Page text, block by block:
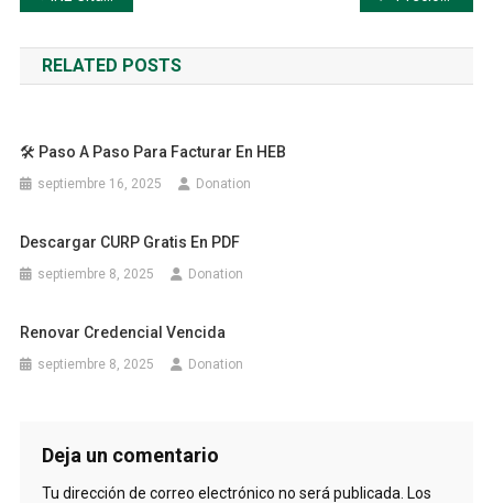
de
entradas
RELATED POSTS
🛠️ Paso A Paso Para Facturar En HEB
septiembre 16, 2025 Donation
Descargar CURP Gratis En PDF
septiembre 8, 2025 Donation
Renovar Credencial Vencida
septiembre 8, 2025 Donation
Deja un comentario
Tu dirección de correo electrónico no será publicada. Los